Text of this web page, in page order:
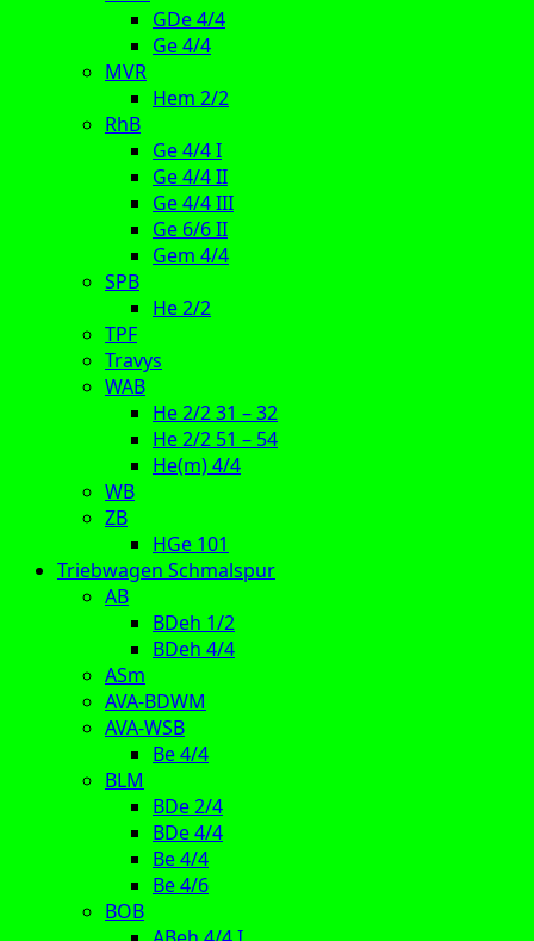
GDe 4/4
Ge 4/4
MVR
Hem 2/2
RhB
Ge 4/4 I
Ge 4/4 II
Ge 4/4 III
Ge 6/6 II
Gem 4/4
SPB
He 2/2
TPF
Travys
WAB
He 2/2 31 – 32
He 2/2 51 – 54
He(m) 4/4
WB
ZB
HGe 101
Triebwagen Schmalspur
AB
BDeh 1/2
BDeh 4/4
ASm
AVA-BDWM
AVA-WSB
Be 4/4
BLM
BDe 2/4
BDe 4/4
Be 4/4
Be 4/6
BOB